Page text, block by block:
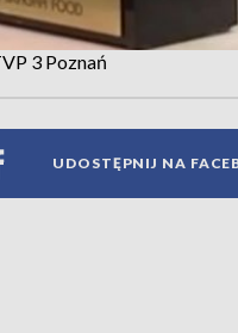
3 Poznań
UDOSTĘPNIJ NA